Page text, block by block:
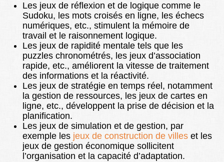
Les jeux de réflexion et de logique comme le
Sudoku, les mots croisés en ligne, les échecs
numériques, etc., stimulent la mémoire de
travail et le raisonnement logique.
Les jeux de rapidité mentale tels que les
puzzles chronométrés, les jeux d’association
rapide, etc., améliorent la vitesse de traitement
des informations et la réactivité.
Les jeux de stratégie en temps réel, notamment
la gestion de ressources, les jeux de cartes en
ligne, etc., développent la prise de décision et la
planification.
Les jeux de simulation et de gestion, par
exemple les jeux de construction de villes et les
jeux de gestion économique sollicitent
l’organisation et la capacité d’adaptation.